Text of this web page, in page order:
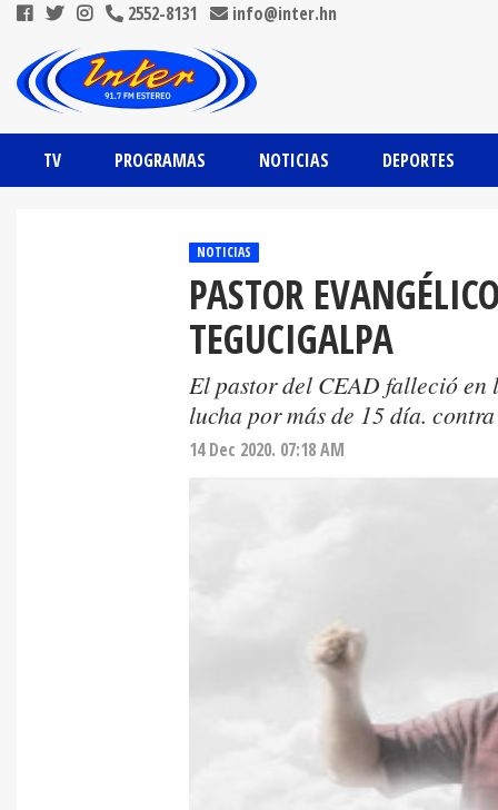
2552-8131 info@inter.hn
TV PROGRAMAS NOTICIAS DEPORTES
NOTICIAS
PASTOR
TEGUCIGALPA
El pastor del CEAD falleció
lucha por más de 15 día.
14 Dec 2020. 07:18 AM